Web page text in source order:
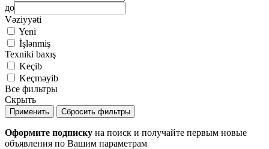
до
Vəziyyəti
Yeni
İşlənmiş
Texniki baxış
Keçib
Keçməyib
Все фильтры
Скрыть
Применить Сбросить фильтры
Оформите подписку на поиск и получайте первым новые
объявления по Вашим параметрам